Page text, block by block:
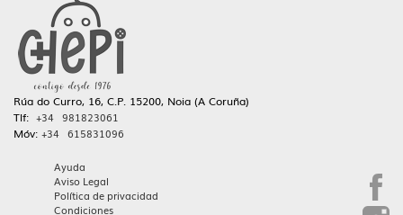
Rúa do Curro, 16, C.P. 15200, Noia (A Coruña)
Tlf: +34 981823061
Móv: +34 615831096
Ayuda
Aviso Legal
Política de privacidad
Condiciones